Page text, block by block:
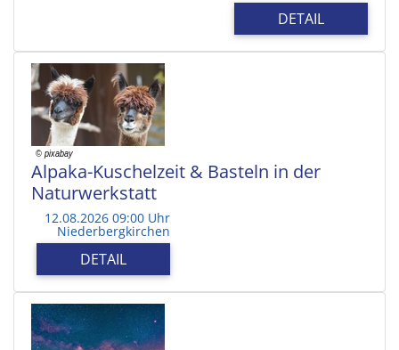
DETAIL
Alpaka-Kuschelzeit & Basteln in der
Naturwerkstatt
12.08.2026 09:00 Uhr
Niederbergkirchen
DETAIL